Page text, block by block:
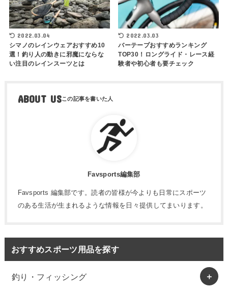
2022.03.04
シマノのレインウェアおすすめ10
選！釣り人の動きに邪魔にならな
い注目のレインスーツとは
2022.03.03
バーテープおすすめランキング
TOP30！ロングライド・レース経
験者や初心者も要チェック
ABOUT US
Favsports編集部
Favsports 編集部です。読者の皆様が今よりも日常にスポーツ
のある生活が生まれるような情報を日々提供してまいります。
おすすめスポーツ用品を探す
釣り・フィッシング